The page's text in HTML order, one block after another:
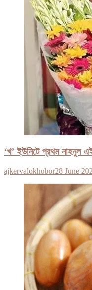
‘খ’ ইউনিটে প্রথম নাহনুল
ajkervalokhobor28 June